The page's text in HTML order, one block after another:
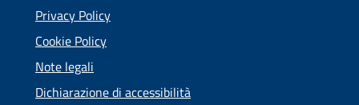
Privacy Policy
Cookie Policy
Note legali
Dichiarazione di accessibilità